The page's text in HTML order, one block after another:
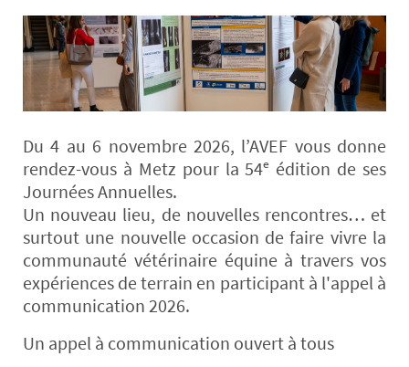
Du 4 au 6 novembre 2026, l’AVEF vous donne
rendez-vous à Metz pour la 54ᵉ édition de ses
Journées Annuelles.
Un nouveau lieu, de nouvelles rencontres… et
surtout une nouvelle occasion de faire vivre la
communauté vétérinaire équine à travers vos
expériences de terrain en participant à l'appel à
communication 2026.
Un appel à communication ouvert à tous